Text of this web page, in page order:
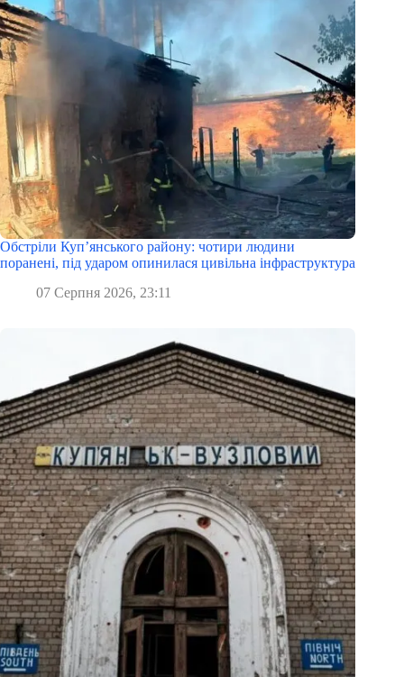
Обстріли Куп’янського району: чотири людини
поранені, під ударом опинилася цивільна інфраструктура
07 Серпня 2026, 23:11